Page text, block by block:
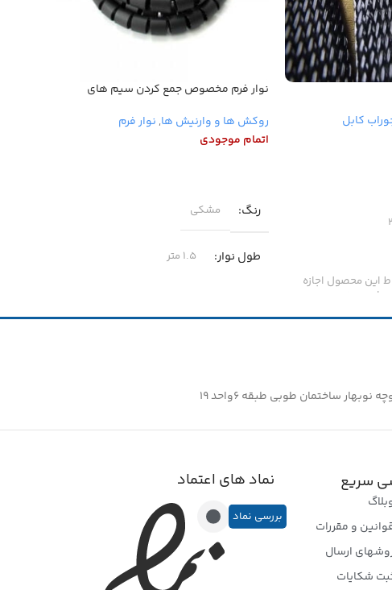
کابل
این محصول اجازه
را می دهد.
و پرتوهای
دارد
نوار فرم مخصوص جمع کردن سیم های
روکش ها و وارنیش ها, نوار فرم
اتمام موجودی
رنگ مشکی
طول نوار ۱.۵ متر
ساختمان طوبی طبقه ۶واحد ۱۹
سریع
و مقررات
ارسال
شکایات
نماد های اعتماد
بررسی نماد